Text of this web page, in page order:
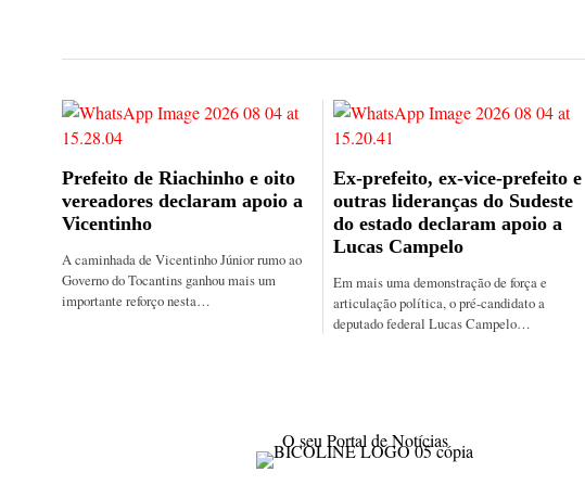
Prefeito de Riachinho e oito
vereadores declaram apoio a
Vicentinho
A caminhada de Vicentinho Júnior rumo ao
Governo do Tocantins ganhou mais um
importante reforço nesta…
Ex-prefeito, ex-vice-prefeito e
outras lideranças do Sudeste
do estado declaram apoio a
Lucas Campelo
Em mais uma demonstração de força e
articulação política, o pré-candidato a
deputado federal Lucas Campelo…
O seu Portal de Notícias